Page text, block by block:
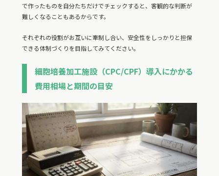
で作ったものを自分たちだけでチェックすると、客観的な判断が
難しくなることもあるからです。
それぞれの役割がお互いに牽制し合い、安全性をしっかりと担保
できる体制づくりを目指してみてください。
細胞培養加工施設（CPC/CPF）導入にかかる
費用相場と期間の目安